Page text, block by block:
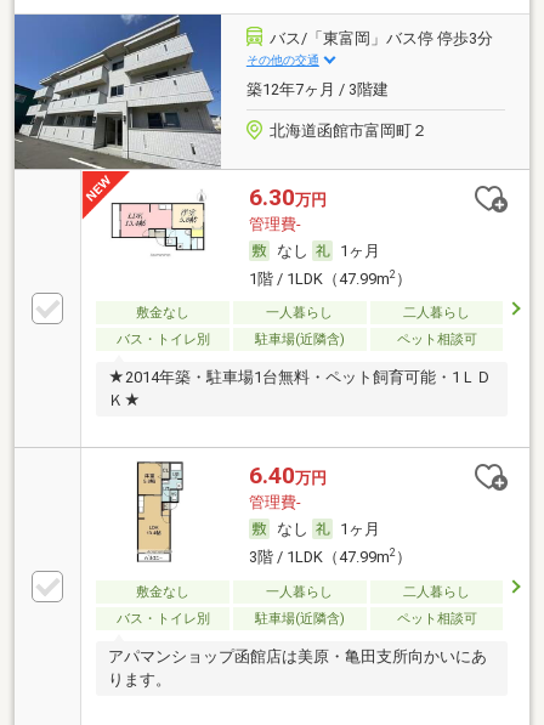
バス/「東富岡」バス停 停歩3分
その他の交通
築12年7ヶ月 / 3階建
北海道函館市富岡町２
6.30万円
管理費-
なし
1ヶ月
1階 / 1LDK（47.99m2）
敷金なし 一人暮らし
二人暮らし
バス・トイレ別
駐車場(近隣含) ペット相談可
★2014年築・駐車場1台無料・ペット飼育可能・1ＬＤ
Ｋ★
6.40万円
管理費-
なし
1ヶ月
3階 / 1LDK（47.99m2）
敷金なし 一人暮らし
二人暮らし
バス・トイレ別
駐車場(近隣含) ペット相談可
アパマンショップ函館店は美原・亀田支所向かいにあ
ります。